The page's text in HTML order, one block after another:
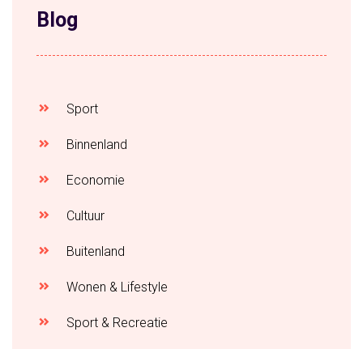
Blog
Sport
Binnenland
Economie
Cultuur
Buitenland
Wonen & Lifestyle
Sport & Recreatie